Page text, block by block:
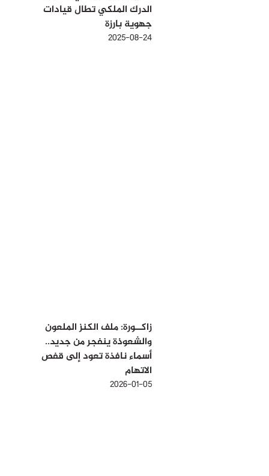
الدرك الملكي تطال قيادات
جهوية بارزة
2025-08-24
زاكــورة: ملف الكنز الملعون
والشعوذة ينفجر من جديد..
أسماء نافذة تعود إلى قفص
الاتهام
2026-01-05